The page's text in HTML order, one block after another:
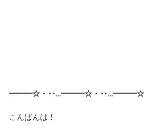
━━━☆・‥…━━━☆・‥…━━━☆
こんばんは！